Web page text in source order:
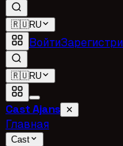
🇷🇺RU
Войти
🇷🇺RU
Cast Ajans ✕
Главная
Cast